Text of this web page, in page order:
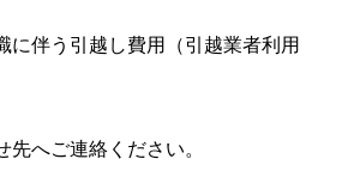
に伴う引越し費用（引越業者利用
へご連絡ください。